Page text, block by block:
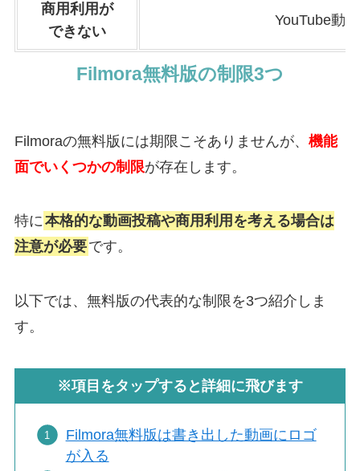
商用利用が
できない
YouTube動
Filmora無料版の制限3つ
Filmoraの無料版には期限こそありませんが、 機能
面でいくつかの制限が存在します。
特に本格的な動画投稿や商用利用を考える場合は
注意が必要です。
以下では、無料版の代表的な制限を3つ紹介しま
す。
※項目をタップすると詳細に飛びます
Filmora無料版は書き出した動画にロゴ
が入る